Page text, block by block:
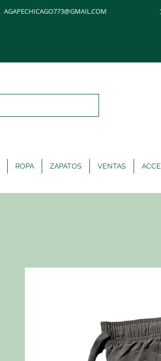
AGAPECHICAGO773@GMAIL.COM
ROPA ZAPATOS VENTAS